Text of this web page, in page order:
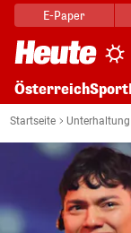
E-Paper
ÖsterreichSport
Startseite Unterhaltung